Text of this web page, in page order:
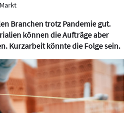
Markt
Branchen trotz Pandemie gut.
können die Aufträge aber
Kurzarbeit könnte die Folge sein.